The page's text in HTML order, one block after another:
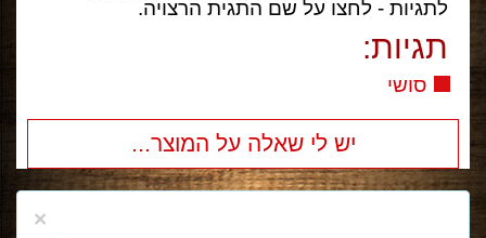
לתגיות - לחצו על שם התגית הרצויה.
תגיות:
סושי
יש לי שאלה על המוצר...
×